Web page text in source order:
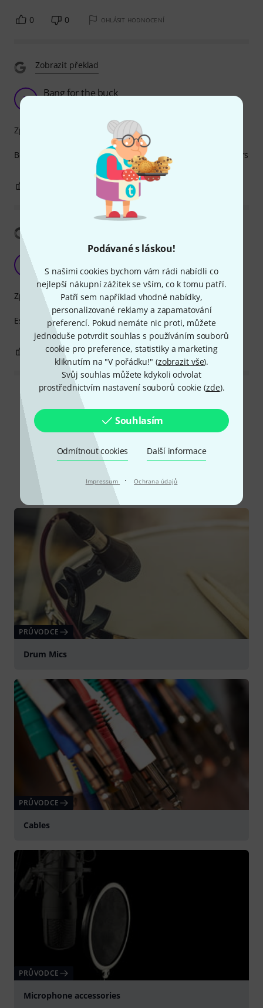
Podávané s láskou!
S našimi cookies bychom vám rádi nabídli co
nejlepší nákupní zážitek se vším, co k tomu patří.
Patří sem například vhodné nabídky,
personalizované reklamy a zapamatování
preferencí. Pokud nemáte nic proti, můžete
jednoduše potvrdit souhlas s používáním souborů
cookie pro preference, statistiky a marketing
kliknutím na "V pořádku!" (zobrazit vše).
Svůj souhlas můžete kdykoli odvolat
prostřednictvím nastavení souborů cookie (zde).
Souhlasím
Odmítnout cookies Další informace
Impressum · Ochrana údajů
0 0 OHLÁSIT HODNOCENÍ
Zobrazit překlad
H Bang for the buck
Best cable you can get for the price, with Neutrik connectors
Zpracování
OHLÁSIT HODNOCENÍ
DD
Dimitris D. 13.01.2026
Essential for every studio. I have several of them!!
Zpracování
0 OHLÁSIT HODNOCENÍ
Přečíst si všechny recenze
Věděli jste?
Vše Online průvodce
PRŮVODCE
Drum Mics
PRŮVODCE
Cables
PRŮVODCE
Microphone accessories